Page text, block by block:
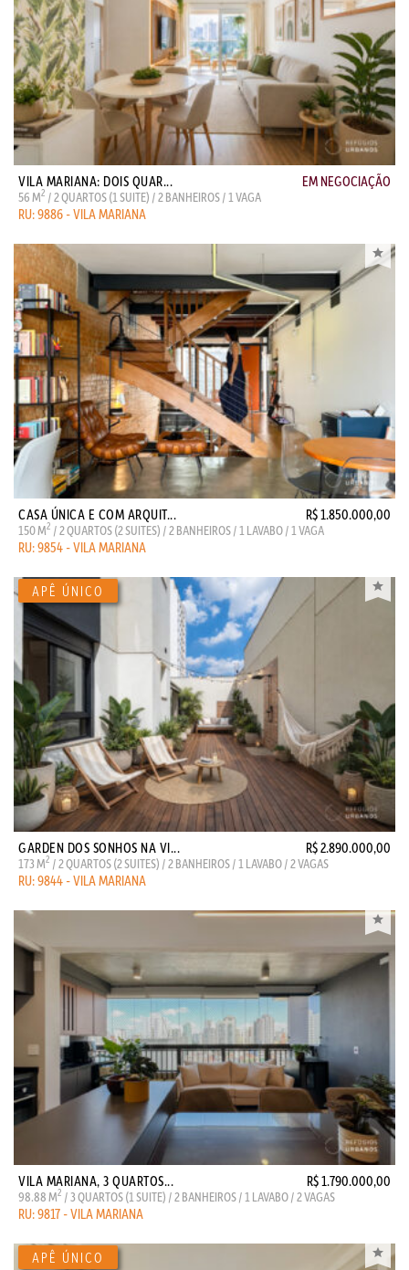
VILA MARIANA: DOIS QUAR... EM NEGOCIAÇÃO
56 M2 / 2 QUARTOS (1 SUITE) / 2 BANHEIROS / 1 VAGA
RU: 9886 - VILA MARIANA
CASA ÚNICA E COM ARQUIT... R$ 1.850.000,00
150 M2 / 2 QUARTOS (2 SUITES) / 2 BANHEIROS / 1 LAVABO / 1 VAGA
RU: 9854 - VILA MARIANA
GARDEN DOS SONHOS NA VI... R$ 2.890.000,00
173 M2 / 2 QUARTOS (2 SUITES) / 2 BANHEIROS / 1 LAVABO / 2 VAGAS
RU: 9844 - VILA MARIANA
VILA MARIANA, 3 QUARTOS... R$ 1.790.000,00
98.88 M2 / 3 QUARTOS (1 SUITE) / 2 BANHEIROS / 1 LAVABO / 2 VAGAS
RU: 9817 - VILA MARIANA